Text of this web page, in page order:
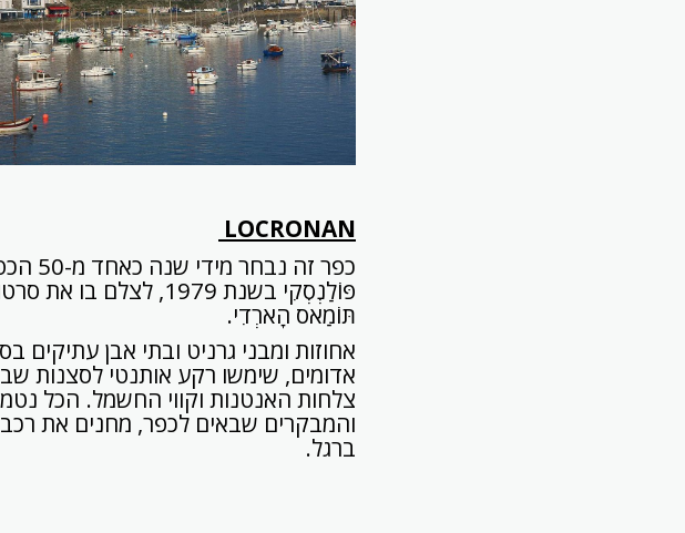
LOCRONAN
כפר
פּוֹלַנְסְקִי בשנת 1979,
תּוֹמַאס הָארְדִי.
אחוזות ומבני גרניט ובתי אבן עתיקים
אדומים, שימשו רקע אותנטי לסצנות
צלחות האנטנות וקווי החשמל. הכל
והמבקרים שבאים לכפר, מחנים את
ברגל.